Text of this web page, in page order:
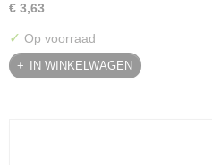
€ 3,63
✓ Op voorraad
IN WINKELWAGEN